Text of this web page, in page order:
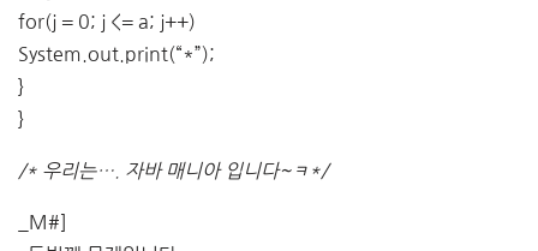
for(j = 0; j <= a; j++)
System.out.print(“*”);
}
}
/* 우리는…. 자바 매니아 입니다~ㅋ*/
_M#]